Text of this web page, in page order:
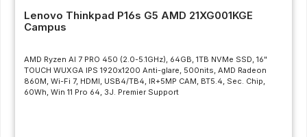
Lenovo Thinkpad P16s G5 AMD 21XG001KGE
Campus
AMD Ryzen AI 7 PRO 450 (2.0-5.1GHz), 64GB, 1TB NVMe SSD, 16"
TOUCH WUXGA IPS 1920x1200 Anti-glare, 500nits, AMD Radeon
860M, Wi-Fi 7, HDMI, USB4/TB4, IR+5MP CAM, BT5.4, Sec. Chip,
60Wh, Win 11 Pro 64, 3J. Premier Support